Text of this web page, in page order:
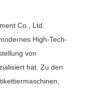
Co., Ltd.
High-Tech-
von
hat. Zu den